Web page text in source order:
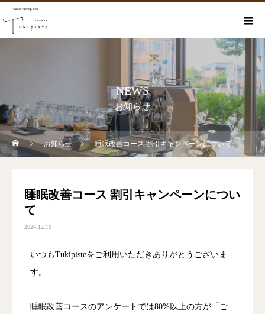
NEWS
お知らせ
お知らせ 睡眠改善コース 割引キャンペーンについて
睡眠改善コース 割引キャンペーンについ
て
2024.12.10
いつもTukipisteをご利用いただきありがとうございま
す。
睡眠改善コースのアンケートでは80%以上の方が「ご